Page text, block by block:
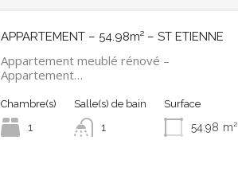
APPARTEMENT – 54.98m² – ST ETIENNE
Appartement meublé rénové –
Appartement…
Chambre(s)
1
Salle(s) de bain
1
Surface
54.98 m²